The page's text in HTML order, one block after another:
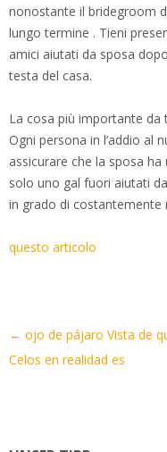
nonostante il bridegroom
lungo termine . Tieni
amici aiutati da sposa
testa del casa.
La cosa più importante da
Ogni persona in l’addio al
assicurare che la sposa
solo uno gal fuori aiutati
in grado di
questo articolo
Artikel-
Navigation
← ojo de pájaro Vista de
Celos en realidad es